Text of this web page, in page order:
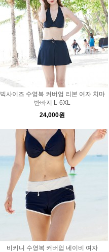
빅사이즈 수영복 커버업 리본 여자 치마
반바지 L-6XL
24,000원
비키니 수영복 커버업 네이비 여자